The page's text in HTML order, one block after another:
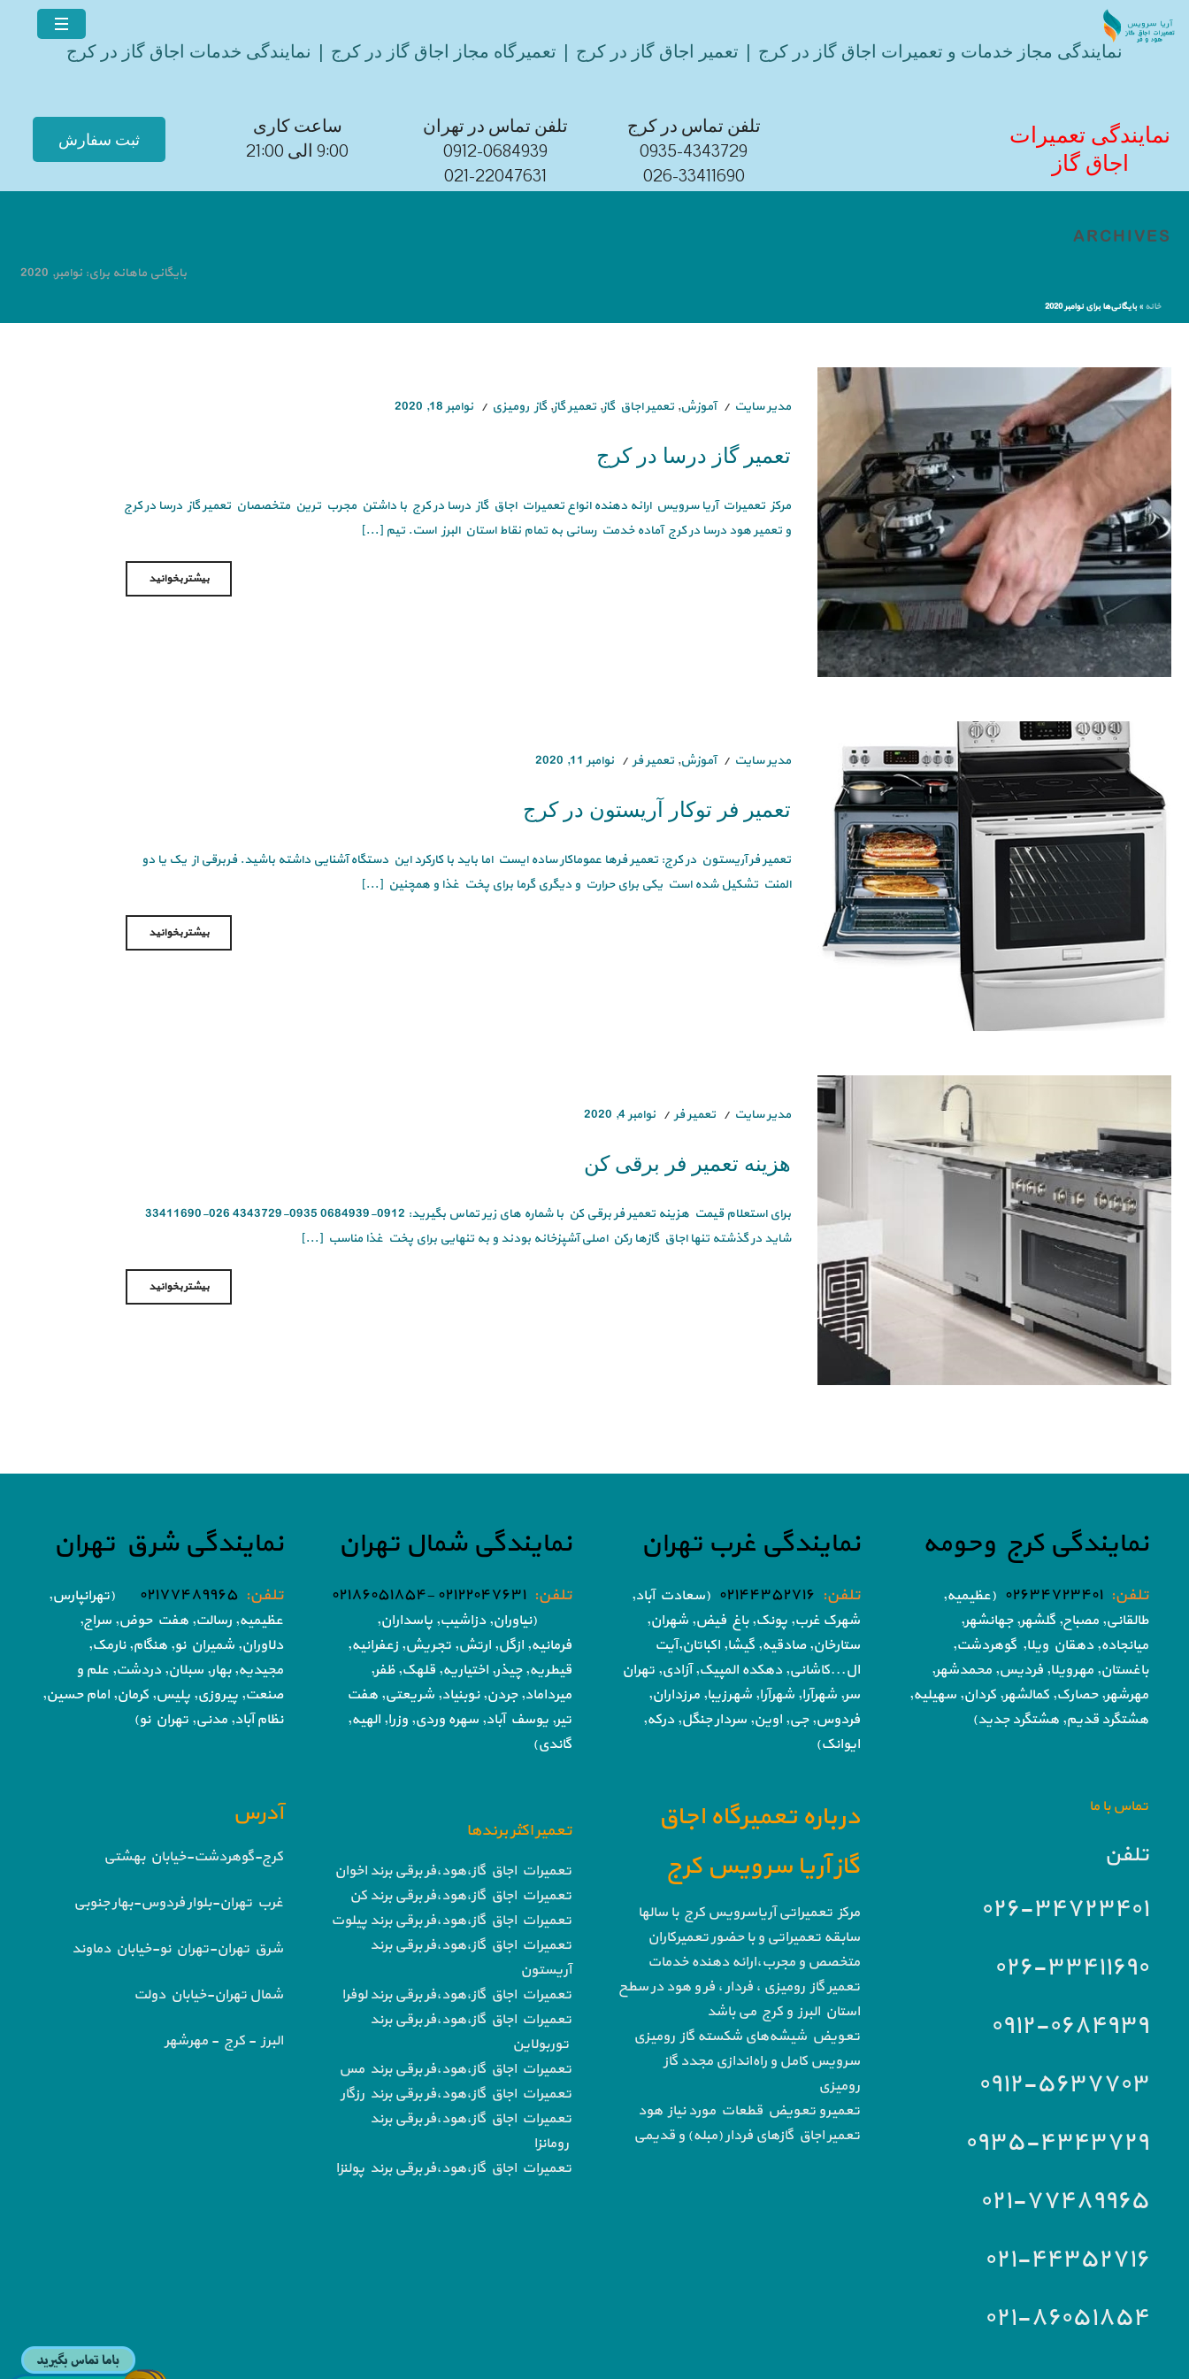
نمایندگی مجاز خدمات و تعمیرات اجاق گاز در کرج | تعمیر اجاق گاز در کرج | تعمیرگاه مجاز اجاق گاز در کرج | نمایندگی خدمات اجاق گاز در کرج
ثبت سفارش
ساعت کاری
9:00 الی 21:00
تلفن تماس در تهران
0912-0684939
021-22047631
تلفن تماس در کرج
0935-4343729
026-33411690
نمایندگی تعمیرات
اجاق گاز
ARCHIVES
بایگانی ماهانه برای: نوامبر, 2020
خانه »بایگانی‌ها برای نوامبر 2020
مدیر سایت آموزش, تعمیر اجاق گاز, تعمیر گاز,گاز رومیزی نوامبر 18, 2020
تعمیر گاز درسا در کرج
مرکز تعمیرات آریا سرویس ارائه دهنده انواع تعمیرات اجاق گاز درسا در کرج با داشتن مجرب ترین متخصصان تعمیر گاز درسا در کرج
و تعمیر هود درسا در کرج آماده خدمت رسانی به تمام نقاط استان البرز است. تیم [...]
بیشتر بخوانید
مدیر سایت آموزش, تعمیر فر نوامبر 11, 2020
تعمیر فر توکار آریستون در کرج
تعمیر فر آریستون در کرج: تعمیر فرها عموماکار ساده ایست اما باید با کارکرد این دستگاه آشنایی داشته باشید. فربرقی از یک یا دو
المنت تشکیل شده است یکی برای حرارت و دیگری گرما برای پخت غذا و همچنین [...]
بیشتر بخوانید
مدیر سایت تعمیر فر نوامبر 4, 2020
هزینه تعمیر فر برقی کن
برای استعلام قیمت هزینه تعمیر فر برقی کن با شماره های زیر تماس بگیرید: 0912-0684939 0935-4343729 026-33411690
شاید در گذشته تنها اجاق گازها رکن اصلی آشپزخانه بودند و به تنهایی برای پخت غذا مناسب [...]
بیشتر بخوانید
نمایندگی شرق تهران
تلفن: ۰۲۱۷۷۴۸۹۹۶۵
(تهرانپارس,
عظیمیه, رسالت, هفت حوض, سراج,
دلاوران, شمیران نو, هنگام, نارمک,
مجیدیه, بهار, سبلان, دردشت, علم و
صنعت, پیروزی, پلیس, کرمان, امام حسین,
نظام آباد, مدنی, تهران نو)
آدرس
کرج-گوهردشت-خیابان بهشتی
غرب تهران-بلوار فردوس-بهار جنوبی
شرق تهران-تهران نو-خیابان دماوند
شمال تهران-خیابان دولت
البرز - کرج - مهرشهر
نمایندگی شمال تهران
تلفن: ۰۲۱۲۲۰۴۷۶۳۱ -۰۲۱۸۶۰۵۱۸۵۴
(نیاوران, دزاشیب, پاسداران,
فرمانیه, ازگل, ارتش, تجریش, زعفرانیه,
قیطریه, چیذر, اختیاریه, قلهک, ظفر,
میرداماد, جردن, نوبنیاد, شریعتی, هفت
تیر, یوسف آباد, سهره وردی, وزرا, الهیه,
گاندی)
تعمیر اکثر برندها
تعمیرات اجاق گاز،هود،فر برقی برند اخوان
تعمیرات اجاق گاز،هود،فر برقی برند کن
تعمیرات اجاق گاز،هود،فر برقی برند پیلوت
تعمیرات اجاق گاز،هود،فر برقی برند
آریستون
تعمیرات اجاق گاز،هود،فر برقی برند لوفرا
تعمیرات اجاق گاز،هود،فر برقی برند
توربولاین
تعمیرات اجاق گاز،هود،فر برقی برند مس
تعمیرات اجاق گاز،هود،فر برقی برند رزگار
تعمیرات اجاق گاز،هود،فر برقی برند
رومانزا
تعمیرات اجاق گاز،هود،فر برقی برند پولنزا
نمایندگی غرب تهران
تلفن: ۰۲۱۴۴۳۵۲۷۱۶ (سعادت آباد,
شهرک غرب, پونک, باغ فیض, شهران,
ستارخان, صادقیه, گیشا, اکباتان,آیت
ال...کاشانی, دهکده المپیک, آزادی, تهران
سر, شهرآرا, شهرآرا, شهرزیبا, مرزداران,
فردوس, جی, اوین, سردار جنگل, درکه,
ایوانک)
درباره تعمیرگاه اجاق
گاز آریا سرویس کرج
مرکز تعمیراتی آریاسرویس کرج با سالها
سابقه تعمیراتی و با حضور تعمیرکاران
متخصص و مجرب،ارائه دهنده خدمات
تعمیر گاز رومیزی ، فردار ، فر و هود در سطح
استان البرز و کرج می باشد
تعویض شیشه‌های شکسته گاز رومیزی
سرویس کامل و راه‌اندازی مجدد گاز
رومیزی
تعمیرو تعویض قطعات مورد نیاز هود
تعمیر اجاق گاز‌های فردار (مبله) و قدیمی
نمایندگی کرج وحومه
تلفن: ۰۲۶۳۴۷۲۳۴۰۱
(عظیمیه,
طالقانی, مصباح, گلشهر, جهانشهر,
میانجاده, دهقان ویلا, گوهردشت,
باغستان, مهرویلا, فردیس, محمدشهر,
مهرشهر, حصارک, کمالشهر, کردان, سهیلیه,
هشتگرد قدیم, هشتگرد جدید)
تماس با ما
تلفن
۰۲۶-۳۴۷۲۳۴۰۱
۰۲۶-۳۳۴۱۱۶۹۰
۰۹۱۲-۰۶۸۴۹۳۹
۰۹۱۲-۵۶۳۷۷۰۳
۰۹۳۵-۴۳۴۳۷۲۹
۰۲۱-۷۷۴۸۹۹۶۵
۰۲۱-۴۴۳۵۲۷۱۶
۰۲۱-۸۶۰۵۱۸۵۴